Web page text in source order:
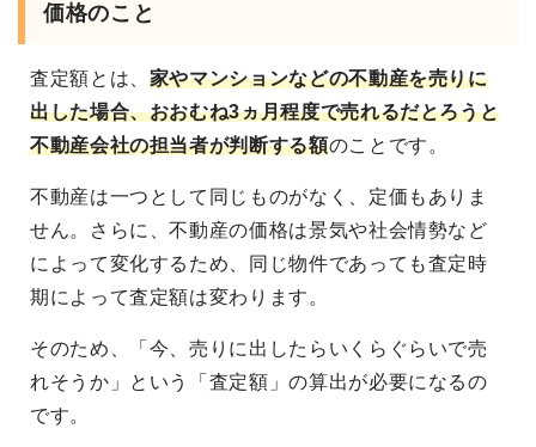
価格のこと
査定額とは、 家やマンションなどの不動産を売りに
出した場合、おおむね3ヵ月程度で売れるだとろうと
不動産会社の担当者が判断する額のことです。
不動産は一つとして同じものがなく、定価もありま
せん。さらに、不動産の価格は景気や社会情勢など
によって変化するため、同じ物件であっても査定時
期によって査定額は変わります。
そのため、「今、売りに出したらいくらぐらいで売
れそうか」という「査定額」の算出が必要になるの
です。